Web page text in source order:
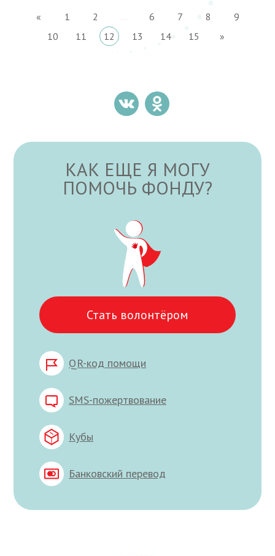
« 1 2 ... 6 7 8
9
10
11 12 13 14 15 »
КАК ЕЩЕ Я МОГУ
ПОМОЧЬ ФОНДУ?
Стать волонтёром
QR-код помощи
SMS-пожертвование
Кубы
Банковский перевод